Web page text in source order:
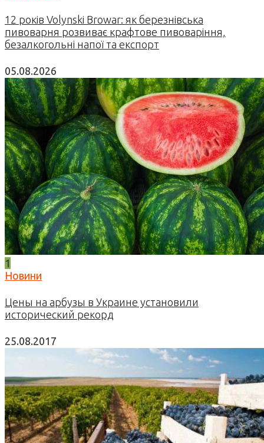
12 років Volynski Browar: як березнівська
пивоварня розвиває крафтове пивоваріння,
безалкогольні напої та експорт
05.08.2026
1
Новини
Цены на арбузы в Украине установили
исторический рекорд
25.08.2017